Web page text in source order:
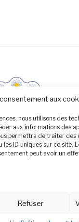
aux
nous utilisons des
aux informations des
permettra de traiter des
ID uniques sur ce site.
peut avoir un
Refuser